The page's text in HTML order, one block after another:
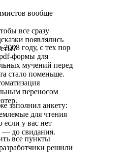
вообще
все сразу
появлялись
году, c тех пор
pdf-формы для
мучений перед
стало поменьше.
переносом
заполнил анкету:
для чтения
у вас нет
— до свидания.
все пункты
решили